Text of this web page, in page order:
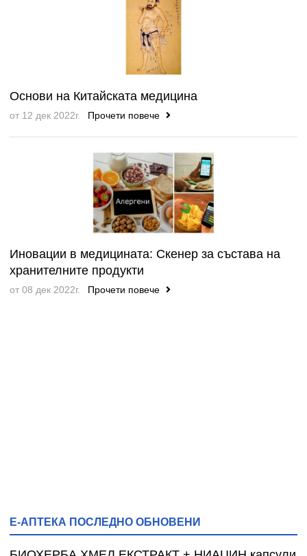
Основи на Китайската медицина
от 12 дек 2022г. Прочети повече
Иновации в медицината: Скенер за състава на
хранителните продукти
от 08 дек 2022г. Прочети повече
Е-АПТЕКА ПОСЛЕДНО ОБНОВЕНИ